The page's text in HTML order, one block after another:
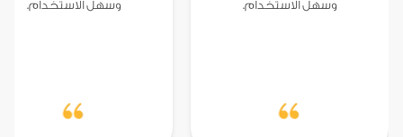
وسهل الاستخدام.
وسهل الاستخدام.